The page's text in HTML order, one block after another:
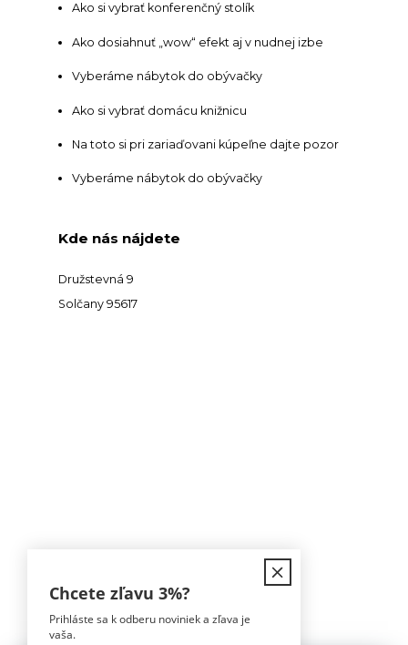
Ako si vybrať konferenčný stolík
Ako dosiahnuť „wow“ efekt aj v nudnej izbe
Vyberáme nábytok do obývačky
Ako si vybrať domácu knižnicu
Na toto si pri zariaďovani kúpeľne dajte pozor
Vyberáme nábytok do obývačky
Kde nás nájdete
Družstevná 9
Solčany 95617
Tomáš Hula
Chcete zľavu 3%?
Prihláste sa k odberu noviniek a zľava je
vaša.